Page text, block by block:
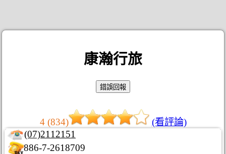
康瀚行旅
4 (834)
(看評論)
(07)2112151
886-7-2618709